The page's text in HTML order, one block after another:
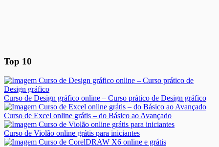
Top 10
Curso de Design gráfico online – Curso prático de Design gráfico
Curso de Excel online grátis – do Básico ao Avançado
Curso de Violão online grátis para iniciantes